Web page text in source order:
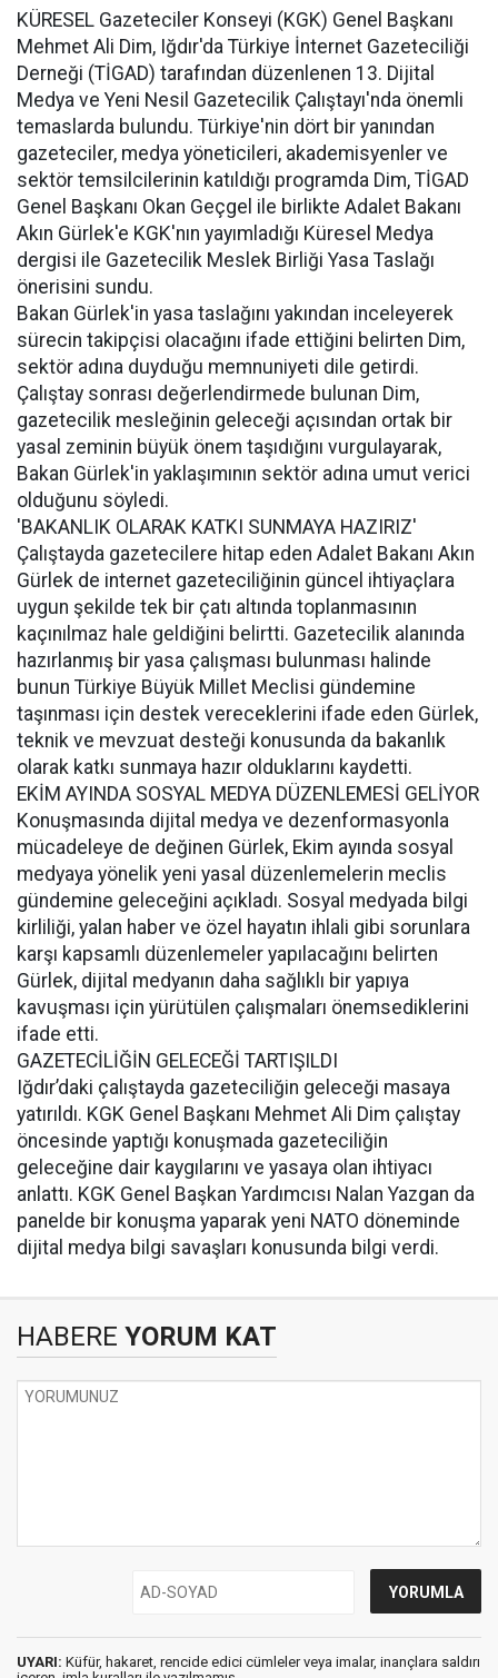
KÜRESEL Gazeteciler Konseyi (KGK) Genel Başkanı
Mehmet Ali Dim, Iğdır'da Türkiye İnternet Gazeteciliği
Derneği (TİGAD) tarafından düzenlenen 13. Dijital
Medya ve Yeni Nesil Gazetecilik Çalıştayı'nda önemli
temaslarda bulundu. Türkiye'nin dört bir yanından
gazeteciler, medya yöneticileri, akademisyenler ve
sektör temsilcilerinin katıldığı programda Dim, TİGAD
Genel Başkanı Okan Geçgel ile birlikte Adalet Bakanı
Akın Gürlek'e KGK'nın yayımladığı Küresel Medya
dergisi ile Gazetecilik Meslek Birliği Yasa Taslağı
önerisini sundu.
Bakan Gürlek'in yasa taslağını yakından inceleyerek
sürecin takipçisi olacağını ifade ettiğini belirten Dim,
sektör adına duyduğu memnuniyeti dile getirdi.
Çalıştay sonrası değerlendirmede bulunan Dim,
gazetecilik mesleğinin geleceği açısından ortak bir
yasal zeminin büyük önem taşıdığını vurgulayarak,
Bakan Gürlek'in yaklaşımının sektör adına umut verici
olduğunu söyledi.
'BAKANLIK OLARAK KATKI SUNMAYA HAZIRIZ'
Çalıştayda gazetecilere hitap eden Adalet Bakanı Akın
Gürlek de internet gazeteciliğinin güncel ihtiyaçlara
uygun şekilde tek bir çatı altında toplanmasının
kaçınılmaz hale geldiğini belirtti. Gazetecilik alanında
hazırlanmış bir yasa çalışması bulunması halinde
bunun Türkiye Büyük Millet Meclisi gündemine
taşınması için destek vereceklerini ifade eden Gürlek,
teknik ve mevzuat desteği konusunda da bakanlık
olarak katkı sunmaya hazır olduklarını kaydetti.
EKİM AYINDA SOSYAL MEDYA DÜZENLEMESİ GELİYOR
Konuşmasında dijital medya ve dezenformasyonla
mücadeleye de değinen Gürlek, Ekim ayında sosyal
medyaya yönelik yeni yasal düzenlemelerin meclis
gündemine geleceğini açıkladı. Sosyal medyada bilgi
kirliliği, yalan haber ve özel hayatın ihlali gibi sorunlara
karşı kapsamlı düzenlemeler yapılacağını belirten
Gürlek, dijital medyanın daha sağlıklı bir yapıya
kavuşması için yürütülen çalışmaları önemsediklerini
ifade etti.
GAZETECİLİĞİN GELECEĞİ TARTIŞILDI
Iğdır’daki çalıştayda gazeteciliğin geleceği masaya
yatırıldı. KGK Genel Başkanı Mehmet Ali Dim çalıştay
öncesinde yaptığı konuşmada gazeteciliğin
geleceğine dair kaygılarını ve yasaya olan ihtiyacı
anlattı. KGK Genel Başkan Yardımcısı Nalan Yazgan da
panelde bir konuşma yaparak yeni NATO döneminde
dijital medya bilgi savaşları konusunda bilgi verdi.
HABERE YORUM KAT
UYARI: Küfür, hakaret, rencide edici cümleler veya imalar, inançlara saldırı